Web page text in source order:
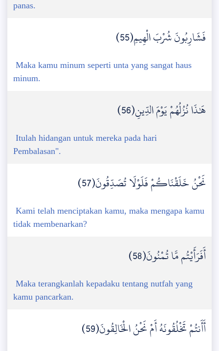
panas.
فَشَارِبُونَ شُرْبَ الْهِيمِ(55)
Maka kamu minum seperti unta yang sangat haus
minum.
هَٰذَا نُزُلُهُمْ يَوْمَ الدِّينِ(56)
Itulah hidangan untuk mereka pada hari
Pembalasan".
نَحْنُ خَلَقْنَاكُمْ فَلَوْلَا تُصَدِّقُونَ(57)
Kami telah menciptakan kamu, maka mengapa kamu
tidak membenarkan?
أَفَرَأَيْتُم مَّا تُمْنُونَ(58)
Maka terangkanlah kepadaku tentang nutfah yang
kamu pancarkan.
أَأَنتُمْ تَخْلُقُونَهُ أَمْ نَحْنُ الْخَالِقُونَ(59)